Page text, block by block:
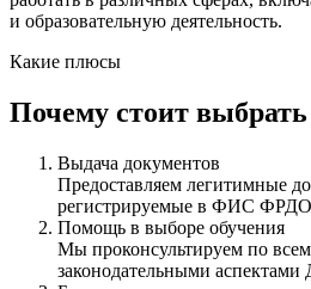
и образовательную деятельность.
Какие плюсы
Почему стоит выбрать
Выдача документов
Предоставляем легитимные
регистрируемые в ФИС
Помощь в выборе обучения
Мы проконсультируем по
законодательными